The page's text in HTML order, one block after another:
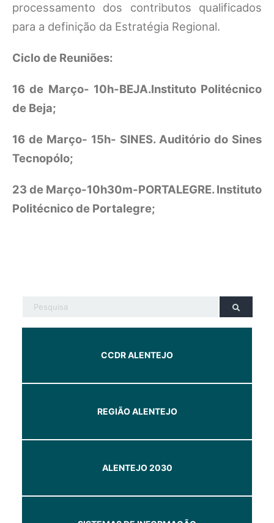
processamento dos contributos qualificados
para a definição da Estratégia Regional.
Ciclo de Reuniões:
16 de Março- 10h-BEJA.Instituto Politécnico
de Beja;
16 de Março- 15h- SINES. Auditório do Sines
Tecnopólo;
23 de Março-10h30m-PORTALEGRE. Instituto
Politécnico de Portalegre;
CCDR ALENTEJO
REGIÃO ALENTEJO
ALENTEJO 2030